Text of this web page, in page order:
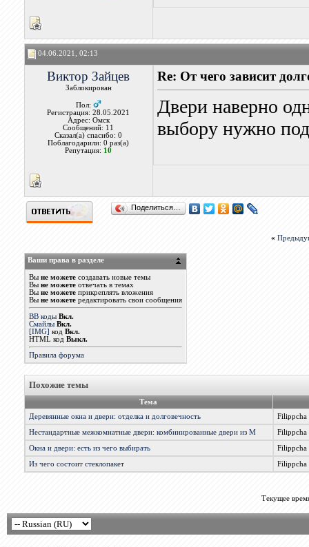
04.06.2021, 02:13
Виктор Зайцев
Заблокирован
Пол:
Регистрация: 28.05.2021
Адрес: Омск
Сообщений: 11
Сказал(а) спасибо: 0
Поблагодарили: 0 раз(а)
Репутация: 10
Re: От чего зависит
Двери наверно
выбору нужно
Поделиться…
«
Ваши права в разделе
Вы не можетесоздавать новые темы
Вы не можетеотвечать в темах
Вы не можетеприкреплять вложения
Вы не можетередактировать свои сообщения
BB коды Вкл.
Смайлы Вкл.
[IMG] код Вкл.
HTML код Выкл.
Правила форума
Похожие темы
Тема
Деревянные окна и двери: отделка и долговечность
Filippcha
Нестандартные межкомнатные двери: комбинированные двери из М Filippcha
Окна и двери: есть из чего выбирать Filippcha
Из чего состоит стеклопакет Filippcha
Текущее